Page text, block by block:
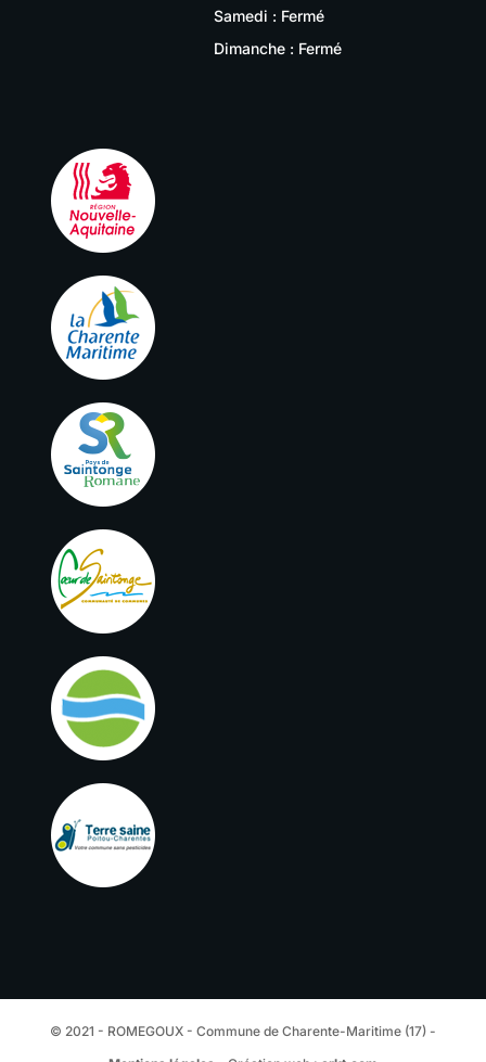
Samedi : Fermé
Dimanche : Fermé
© 2021 - ROMEGOUX - Commune de Charente-Maritime (17) -